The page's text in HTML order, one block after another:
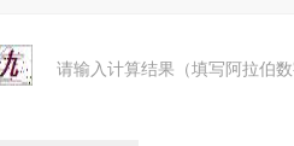
请输入计算结果（填写阿拉伯